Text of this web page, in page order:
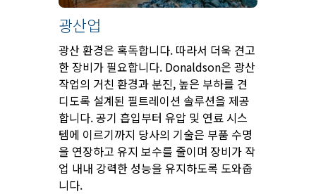
광산업
광산 환경은 혹독합니다. 따라서 더욱 견고
한 장비가 필요합니다. Donaldson은 광산
작업의 거친 환경과 분진, 높은 부하를 견
디도록 설계된 필트레이션 솔루션을 제공
합니다. 공기 흡입부터 유압 및 연료 시스
템에 이르기까지 당사의 기술은 부품 수명
을 연장하고 유지 보수를 줄이며 장비가 작
업 내내 강력한 성능을 유지하도록 도와줍
니다.